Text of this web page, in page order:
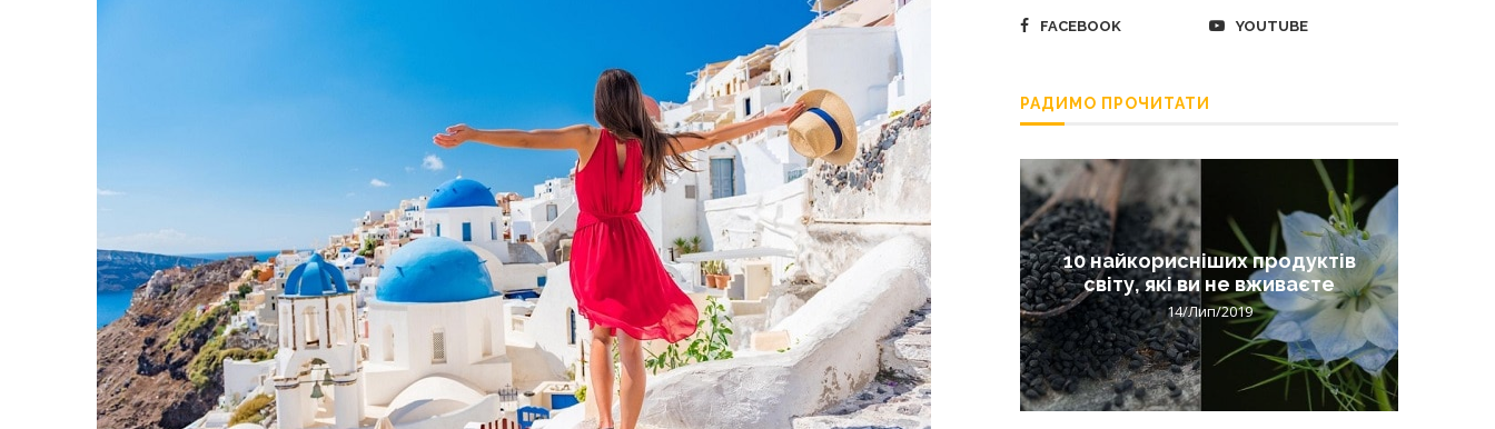
FACEBOOK YOUTUBE
РАДИМО ПРОЧИТАТИ
принимать
никакого кипятка
30/Січ/2021
Лікарі назвали симптоми
коронавірусу в дітей
14/Бер/2020
Попробуйте рецепт
легендарного супа доктора
Моро, который без...
08/Січ/2021
10 найкорисніших продуктів
світу, які ви не вживаєте
14/Лип/2019